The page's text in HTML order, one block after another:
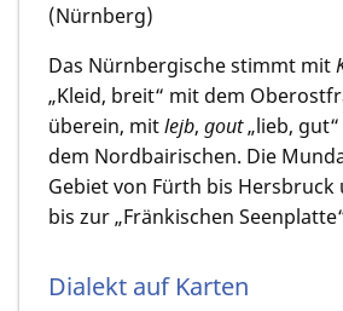
(Nürnberg)
Das Nürnbergische stimmt mit
„Kleid, breit“ mit dem
überein, mitlejb, gout„lieb,
dem Nordbairischen. Die
Gebiet von Fürth bis Hersbruck
bis zur „Fränkischen
Dialekt auf Karten